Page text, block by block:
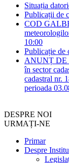
Situația
Publicații de
COD
10:00
Publicație de
ANUNȚ DE
în sector
cadastral nr.
perioada
DESPRE NOI
URMAȚI-NE
Primar
Despre